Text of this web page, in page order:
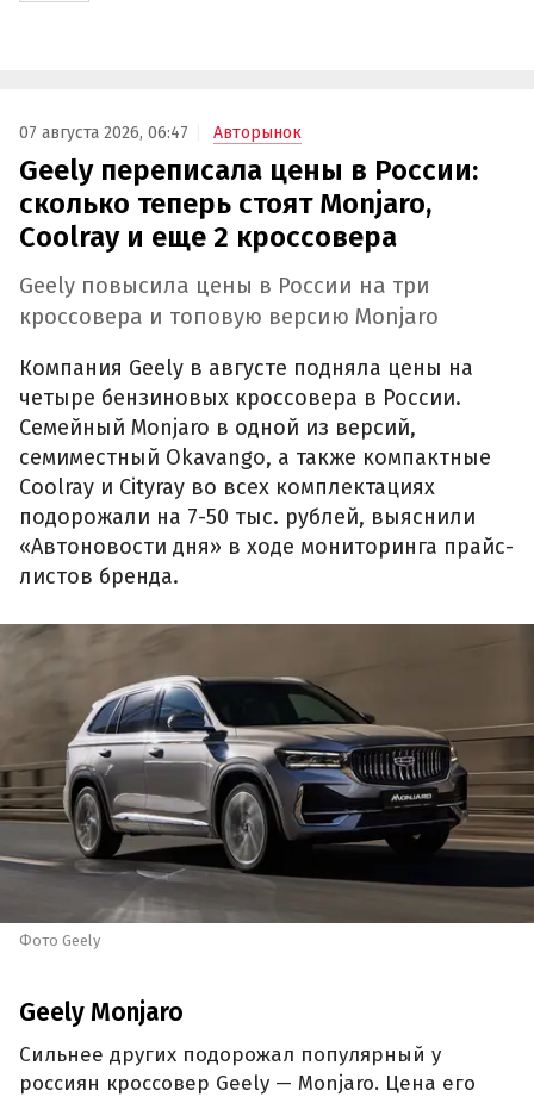
07 августа 2026, 06:47 Авторынок
Geely переписала цены в России:
сколько теперь стоят Monjaro,
Coolray и еще 2 кроссовера
Geely повысила цены в России на три
кроссовера и топовую версию Monjaro
Компания Geely в августе подняла цены на
четыре бензиновых кроссовера в России.
Семейный Monjaro в одной из версий,
семиместный Okavango, а также компактные
Coolray и Cityray во всех комплектациях
подорожали на 7-50 тыс. рублей, выяснили
«Автоновости дня» в ходе мониторинга прайс-
листов бренда.
Фото Geely
Geely Monjaro
Сильнее других подорожал популярный у
россиян кроссовер Geely — Monjaro. Цена его